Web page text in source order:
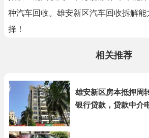
种汽车回收。雄安新区汽车回收拆解
择！
相关推荐
雄安新区房本抵押周
银行贷款，贷款中介